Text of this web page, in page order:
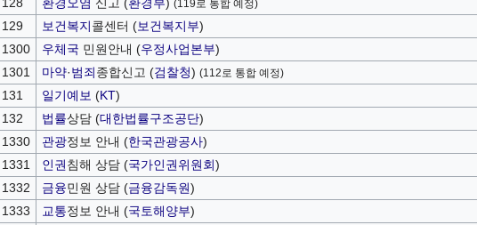
(119로 통합 예정)
129 보건복지콜센터 (보건복지부)
1300
우체국 민원안내 (우정사업본부)
1301
마약·범죄종합신고 (검찰청) (112로 통합 예정)
131 일기예보 (KT)
132
법률상담 (대한법률구조공단)
1330
관광정보 안내 (한국관광공사)
1331
인권침해 상담 (국가인권위원회)
1332
금융민원 상담 (금융감독원)
1333
교통정보 안내 (국토해양부)